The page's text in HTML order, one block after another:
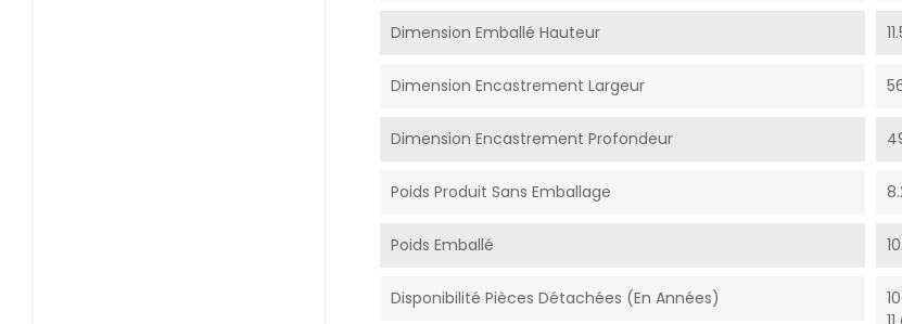
Dimension Emballé Hauteur
Dimension Encastrement Largeur
Dimension Encastrement Profondeur
Poids Produit Sans Emballage
Poids Emballé
Disponibilité Pièces Détachées (En Années)